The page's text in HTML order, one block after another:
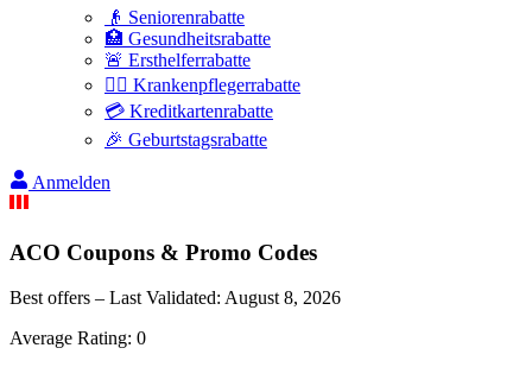
👴 Seniorenrabatte
🏥 Gesundheitsrabatte
🚨 Ersthelferrabatte
👩‍⚕️ Krankenpflegerrabatte
💳 Kreditkartenrabatte
🎉 Geburtstagsrabatte
Anmelden
ACO Coupons & Promo Codes
Best offers – Last Validated: August 8, 2026
Average Rating: 0